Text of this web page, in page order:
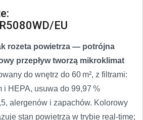
EU
rozeta powietrza — potrójna
przepływ tworzą mikroklimat
do wnętrz do 60 m², z filtrami:
i HEPA, usuwa do 99,97 %
alergenów i zapachów. Kolorowy
stan powietrza w trybie real-time;